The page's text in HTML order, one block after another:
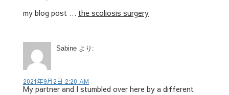
my blog post … the scoliosis surgery
Sabine より:
2021年9月2日 2:20 AM
My partner and I stumbled over here by a different